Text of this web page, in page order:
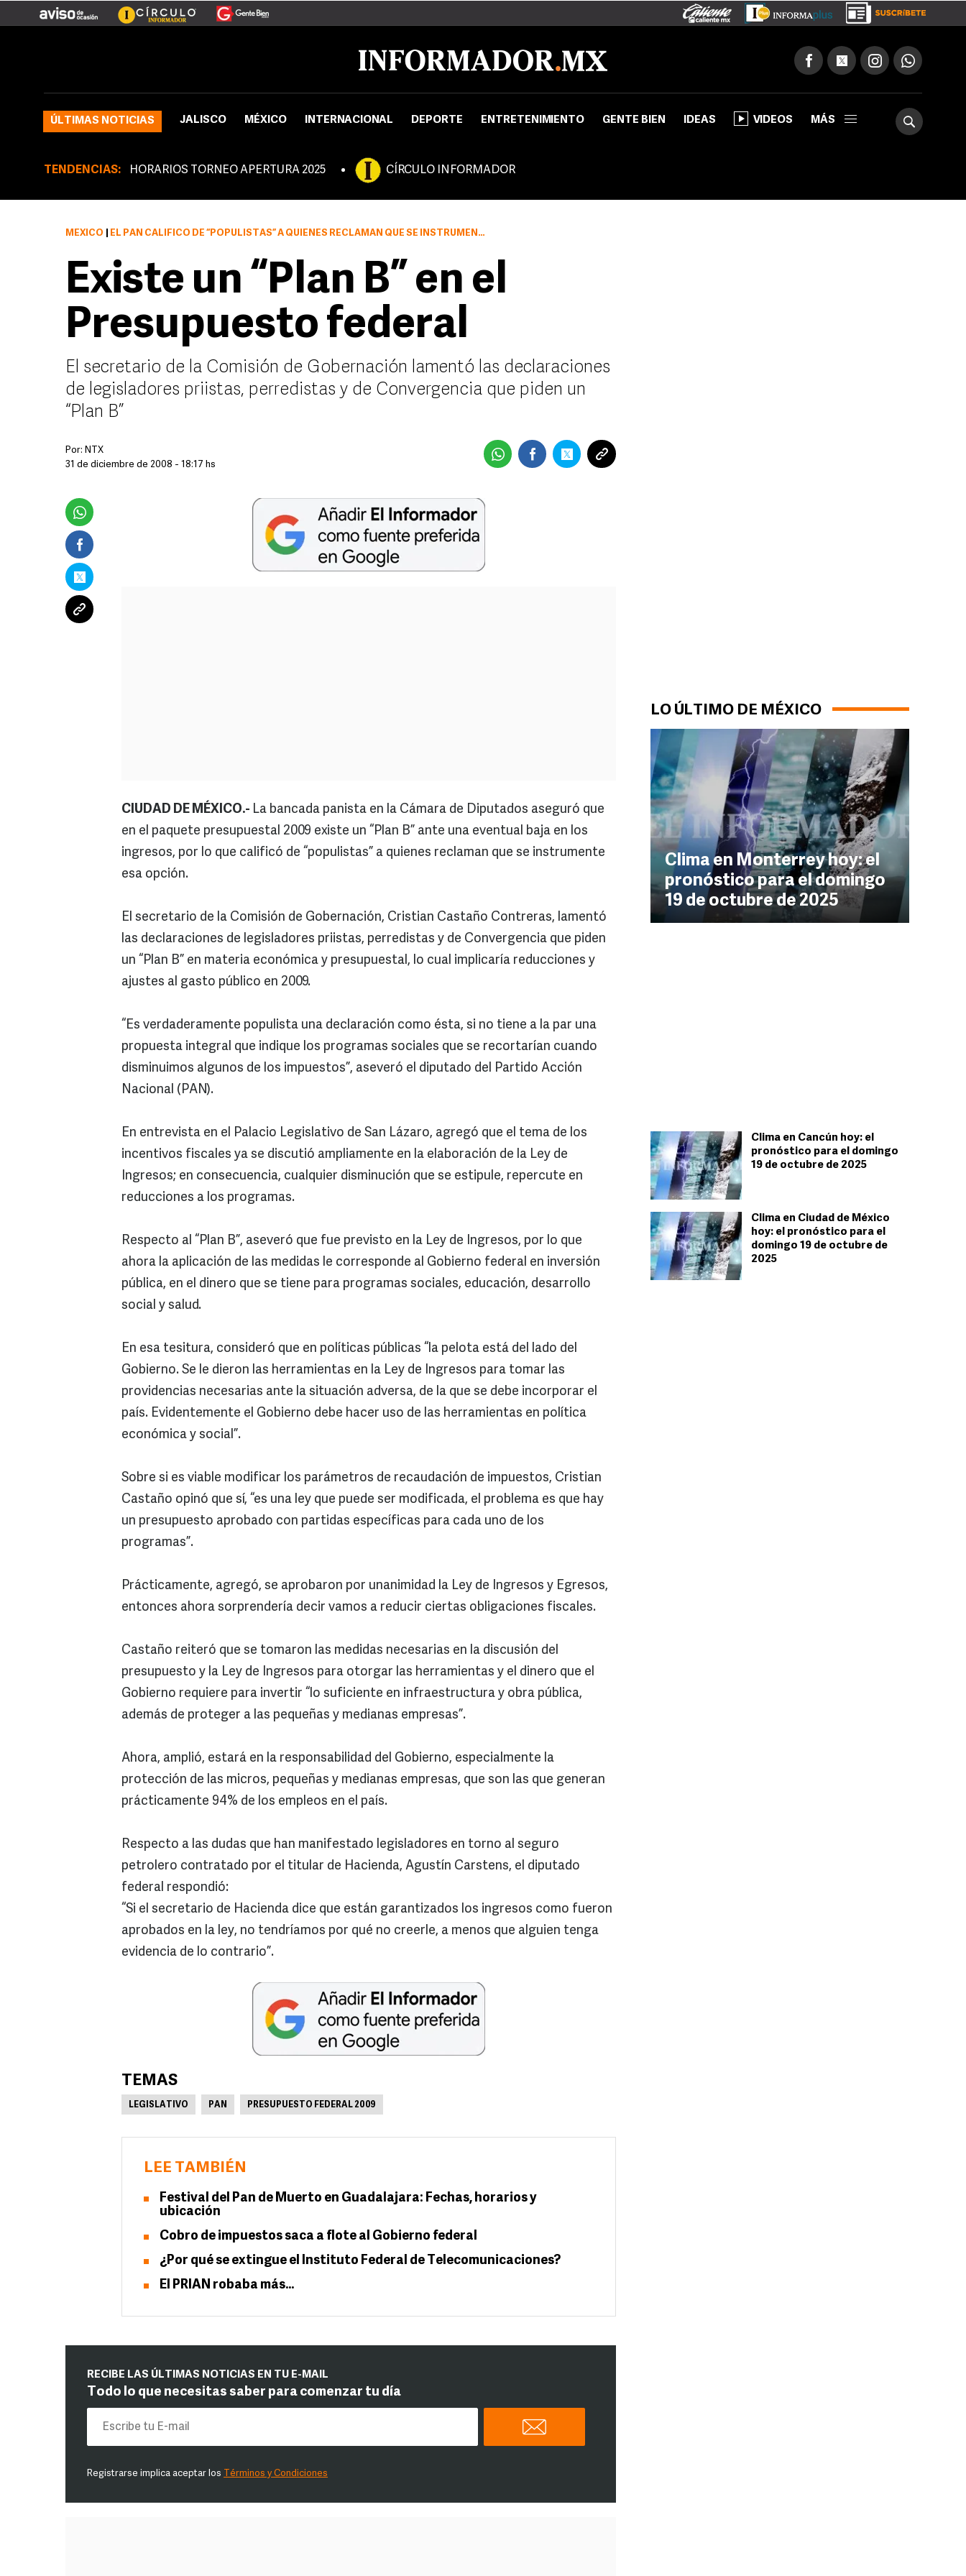
ÚLTIMAS NOTICIAS JALISCO MÉXICO INTERNACIONAL DEPORTE ENTRETENIMIENTO GENTE BIEN IDEAS VIDEOS MÁS
TENDENCIAS: HORARIOS TORNEO APERTURA 2025 CÍRCULO INFORMADOR
LO ÚLTIMO DE MÉXICO
Clima en Monterrey hoy: el
pronóstico para el domingo
19 de octubre de 2025
Clima en Cancún hoy: el
pronóstico para el domingo
19 de octubre de 2025
Clima en Ciudad de México
hoy: el pronóstico para el
domingo 19 de octubre de
2025
MÉXICO EL PAN CALIFICÓ DE “POPULISTAS” A QUIENES RECLAMAN QUE SE INSTRUMENTE ESA OPCIÓN
Existe un “Plan B” en el
Presupuesto federal
El secretario de la Comisión de Gobernación lamentó las declaraciones
de legisladores priistas, perredistas y de Convergencia que piden un
“Plan B”
Por: NTX
31 de diciembre de 2008 - 18:17 hs
CIUDAD DE MÉXICO.- La bancada panista en la Cámara de Diputados aseguró que
en el paquete presupuestal 2009 existe un “Plan B” ante una eventual baja en los
ingresos, por lo que calificó de “populistas” a quienes reclaman que se instrumente
esa opción.
El secretario de la Comisión de Gobernación, Cristian Castaño Contreras, lamentó
las declaraciones de legisladores priistas, perredistas y de Convergencia que piden
un “Plan B” en materia económica y presupuestal, lo cual implicaría reducciones y
ajustes al gasto público en 2009.
“Es verdaderamente populista una declaración como ésta, si no tiene a la par una
propuesta integral que indique los programas sociales que se recortarían cuando
disminuimos algunos de los impuestos”, aseveró el diputado del Partido Acción
Nacional (PAN).
En entrevista en el Palacio Legislativo de San Lázaro, agregó que el tema de los
incentivos fiscales ya se discutió ampliamente en la elaboración de la Ley de
Ingresos; en consecuencia, cualquier disminución que se estipule, repercute en
reducciones a los programas.
Respecto al “Plan B”, aseveró que fue previsto en la Ley de Ingresos, por lo que
ahora la aplicación de las medidas le corresponde al Gobierno federal en inversión
pública, en el dinero que se tiene para programas sociales, educación, desarrollo
social y salud.
En esa tesitura, consideró que en políticas públicas “la pelota está del lado del
Gobierno. Se le dieron las herramientas en la Ley de Ingresos para tomar las
providencias necesarias ante la situación adversa, de la que se debe incorporar el
país. Evidentemente el Gobierno debe hacer uso de las herramientas en política
económica y social”.
Sobre si es viable modificar los parámetros de recaudación de impuestos, Cristian
Castaño opinó que sí, “es una ley que puede ser modificada, el problema es que hay
un presupuesto aprobado con partidas específicas para cada uno de los
programas”.
Prácticamente, agregó, se aprobaron por unanimidad la Ley de Ingresos y Egresos,
entonces ahora sorprendería decir vamos a reducir ciertas obligaciones fiscales.
Castaño reiteró que se tomaron las medidas necesarias en la discusión del
presupuesto y la Ley de Ingresos para otorgar las herramientas y el dinero que el
Gobierno requiere para invertir “lo suficiente en infraestructura y obra pública,
además de proteger a las pequeñas y medianas empresas”.
Ahora, amplió, estará en la responsabilidad del Gobierno, especialmente la
protección de las micros, pequeñas y medianas empresas, que son las que generan
prácticamente 94% de los empleos en el país.
Respecto a las dudas que han manifestado legisladores en torno al seguro
petrolero contratado por el titular de Hacienda, Agustín Carstens, el diputado
federal respondió:
“Si el secretario de Hacienda dice que están garantizados los ingresos como fueron
aprobados en la ley, no tendríamos por qué no creerle, a menos que alguien tenga
evidencia de lo contrario”.
TEMAS
LEGISLATIVO PAN PRESUPUESTO FEDERAL 2009
LEE TAMBIÉN
Festival del Pan de Muerto en Guadalajara: Fechas, horarios y
ubicación
Cobro de impuestos saca a flote al Gobierno federal
¿Por qué se extingue el Instituto Federal de Telecomunicaciones?
El PRIAN robaba más…
RECIBE LAS ÚLTIMAS NOTICIAS EN TU E-MAIL
Todo lo que necesitas saber para comenzar tu día
Registrarse implica aceptar los Términos y Condiciones